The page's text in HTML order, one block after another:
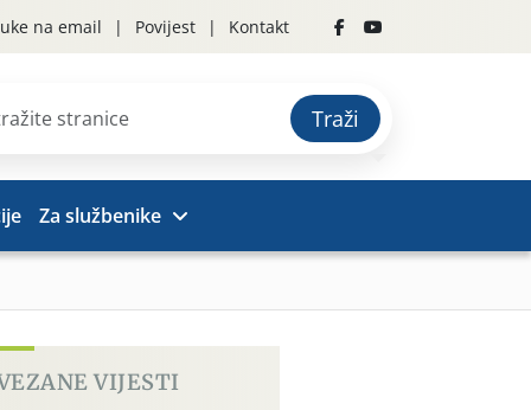
na email Povijest Kontakt
Traži
Za službenike
VIJESTI